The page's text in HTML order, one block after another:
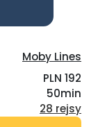
Moby Lines
PLN 192
50min
28 rejsy